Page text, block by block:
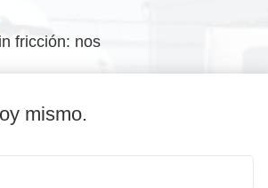
fricción: nos
mismo.